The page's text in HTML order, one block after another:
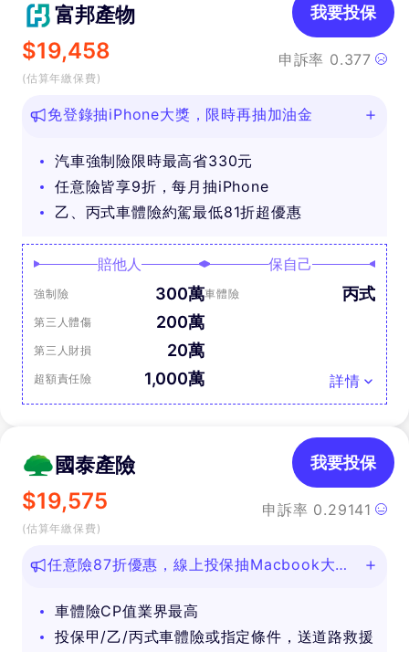
富邦產物
$19,458
(估算年繳保費)
申訴率 0.377
我要投保
免登錄抽iPhone大獎，限時再抽加油金
汽車強制險限時最高省330元
任意險皆享9折，每月抽iPhone
乙、丙式車體險約駕最低81折超優惠
賠他人
強制險 300萬
第三人體傷 200萬
第三人財損 20萬
超額責任險 1,000萬
保自己
車體險 丙式
詳情
國泰產險
$19,575
(估算年繳保費)
申訴率 0.29141
我要投保
任意險87折優惠，線上投保抽Macbook大
車體險CP值業界最高
投保甲/乙/丙式車體險或指定條件，送道路救援